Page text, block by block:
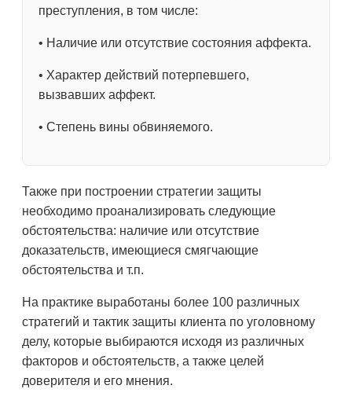
преступления, в том числе:
• Наличие или отсутствие состояния аффекта.
• Характер действий потерпевшего,
вызвавших аффект.
• Степень вины обвиняемого.
Также при построении стратегии защиты
необходимо проанализировать следующие
обстоятельства: наличие или отсутствие
доказательств, имеющиеся смягчающие
обстоятельства и т.п.
На практике выработаны более 100 различных
стратегий и тактик защиты клиента по уголовному
делу, которые выбираются исходя из различных
факторов и обстоятельств, а также целей
доверителя и его мнения.